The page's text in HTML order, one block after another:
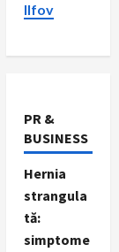
Ilfov
PR &
BUSINESS
Hernia
strangula
tă:
simptome